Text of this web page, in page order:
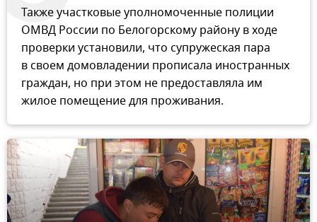
Также участковые уполномоченные полиции
ОМВД России по Белогорскому району в ходе
проверки установили, что супружеская пара
в своем домовладении прописала иностранных
граждан, но при этом не предоставляла им
жилое помещение для проживания.